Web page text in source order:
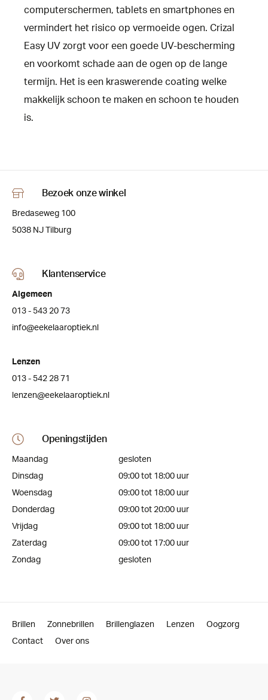
computerschermen, tablets en smartphones en
vermindert het risico op vermoeide ogen. Crizal
Easy UV zorgt voor een goede UV-bescherming
en voorkomt schade aan de ogen op de lange
termijn. Het is een kraswerende coating welke
makkelijk schoon te maken en schoon te houden
is.
Bezoek onze winkel
Bredaseweg 100
5038 NJ Tilburg
Klantenservice
Algemeen
013 - 543 20 73
info@eekelaaroptiek.nl
Lenzen
013 - 542 28 71
lenzen@eekelaaroptiek.nl
Openingstijden
Maandag
gesloten
Dinsdag
09:00 tot 18:00 uur
Woensdag
09:00 tot 18:00 uur
Donderdag
09:00 tot 20:00 uur
Vrijdag
09:00 tot 18:00 uur
Zaterdag
09:00 tot 17:00 uur
Zondag
gesloten
Brillen Zonnebrillen Brillenglazen Lenzen
Oogzorg
Contact
Over ons